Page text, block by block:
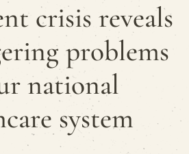
crisis reveals
problems
national
system